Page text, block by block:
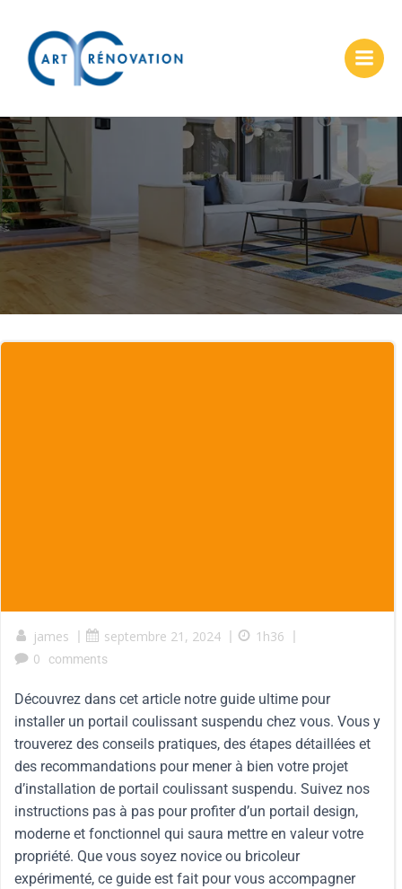
james | septembre 21, 2024 | 1h36 |
0
comments
Découvrez dans cet article notre guide ultime pour
installer un portail coulissant suspendu chez vous. Vous y
trouverez des conseils pratiques, des étapes détaillées et
des recommandations pour mener à bien votre projet
d’installation de portail coulissant suspendu. Suivez nos
instructions pas à pas pour profiter d’un portail design,
moderne et fonctionnel qui saura mettre en valeur votre
propriété. Que vous soyez novice ou bricoleur
expérimenté, ce guide est fait pour vous accompagner